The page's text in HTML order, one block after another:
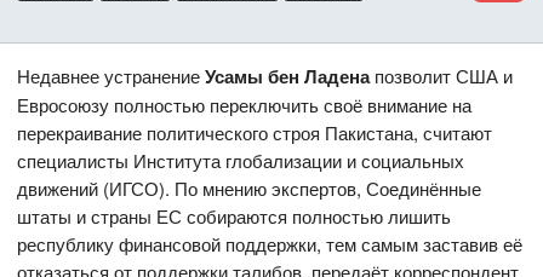
Недавнее устранениеУсамы бен Ладенапозволит США и
Евросоюзу полностью переключить своё внимание на
перекраивание политического строя Пакистана, считают
специалисты Института глобализации и социальных
движений (ИГСО). По мнению экспертов, Соединённые
штаты и страны ЕС собираются полностью лишить
республику финансовой поддержки, тем самым заставив её
отказаться от поддержки талибов, передаёт корреспондент